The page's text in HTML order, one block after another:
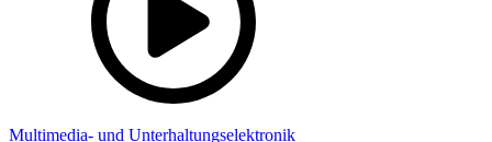
Multimedia- und Unterhaltungselektronik